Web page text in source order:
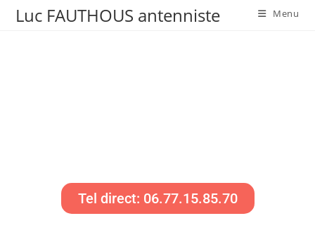
Luc FAUTHOUS antenniste Menu
Tel direct: 06.77.15.85.70